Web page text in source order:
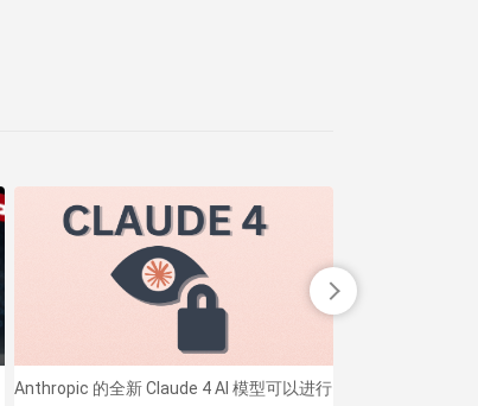
Anthropic 的全新 Claude 4 AI 模型可以进行